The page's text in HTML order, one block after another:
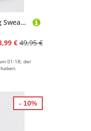
Champion Jogginganzug Sweatsuits Fleece (2-tlg), für Kinder und Jugendliche, atmungsaktives Material
€ 49,95 €
01:18; der
- 10%